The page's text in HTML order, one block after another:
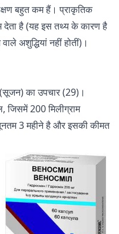
बहुत कम हैं। प्राकृतिक
देता है (यह इस तथ्य के कारण है
अशुद्धियां नहीं होतीं)।
का उपचार (29)।
जिसमें 200 मिलीग्राम
3 महीने है और इसकी कीमत